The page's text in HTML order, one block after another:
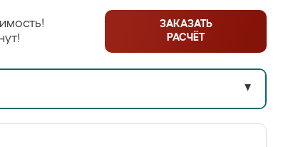
ЗАКАЗАТЬ
РАСЧЁТ
▼